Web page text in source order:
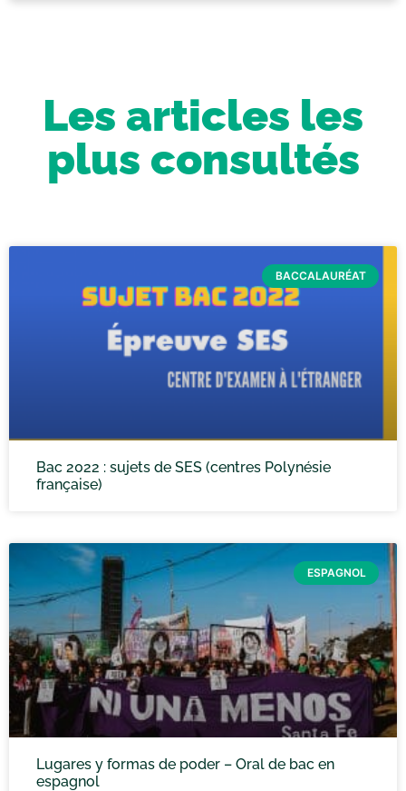
Les articles les
plus consultés
BACCALAURÉAT
Bac 2022 : sujets de SES (centres Polynésie
française)
ESPAGNOL
Lugares y formas de poder – Oral de bac en
espagnol